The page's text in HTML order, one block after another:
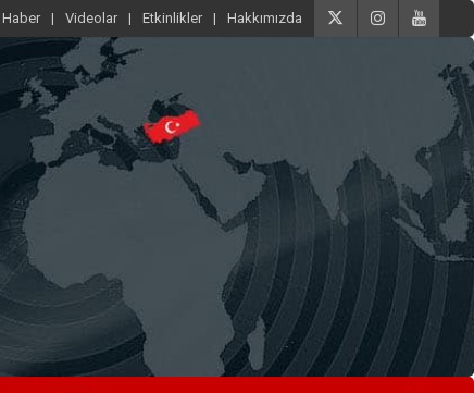
Videolar Etkinlikler Hakkımızda